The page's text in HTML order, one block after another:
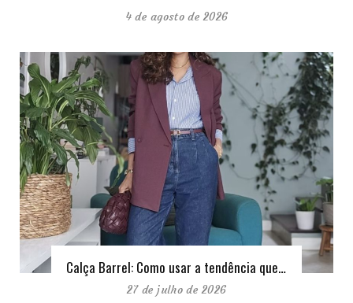
4 de agosto de 2026
Calça Barrel: Como usar a tendência que…
27 de julho de 2026